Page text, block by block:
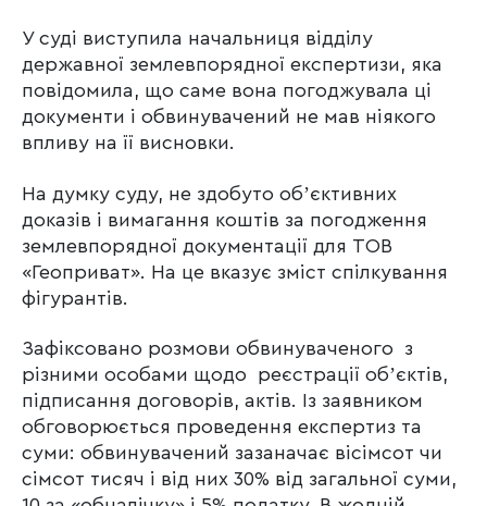
У суді виступила начальниця відділу
державної землевпорядної експертизи, яка
повідомила, що саме вона погоджувала ці
документи і обвинувачений не мав ніякого
впливу на її висновки.
На думку суду, не здобуто обʼєктивних
доказів і вимагання коштів за погодження
землевпорядної документації для ТОВ
«Геоприват». На це вказує зміст спілкування
фігурантів.
Зафіксовано розмови обвинуваченого з
різними особами щодо реєстрації обʼєктів,
підписання договорів, актів. Із заявником
обговорюється проведення експертиз та
суми: обвинувачений зазаначає вісімсот чи
сімсот тисяч і від них 30% від загальної суми,